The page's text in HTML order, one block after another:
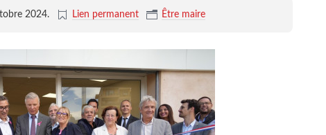
2024. Lien permanent Être maire